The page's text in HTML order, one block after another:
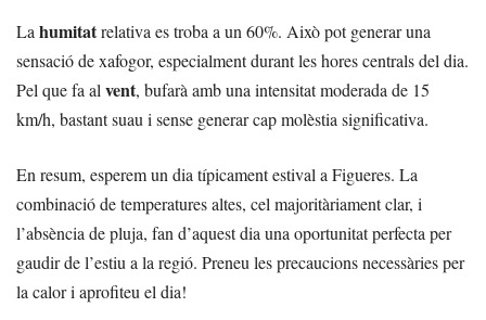
Lahumitatrelativa es troba a un 60%. Això pot generar una
sensació de xafogor, especialment durant les hores centrals del dia.
Pel que fa alvent, bufarà amb una intensitat moderada de 15
km/h, bastant suau i sense generar cap molèstia significativa.
En resum, esperem un dia típicament estival a Figueres. La
combinació de temperatures altes, cel majoritàriament clar, i
l’absència de pluja, fan d’aquest dia una oportunitat perfecta per
gaudir de l’estiu a la regió. Preneu les precaucions necessàries per
la calor i aprofiteu el dia!